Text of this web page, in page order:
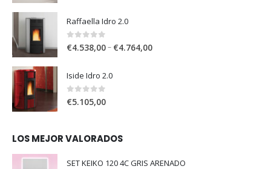
Raffaella Idro 2.0
0 out of 5
€4.538,00– €4.764,00
Iside Idro 2.0
0out of 5
€5.105,00
LOS MEJOR VALORADOS
SET KEIKO 120 4C GRIS ARENADO